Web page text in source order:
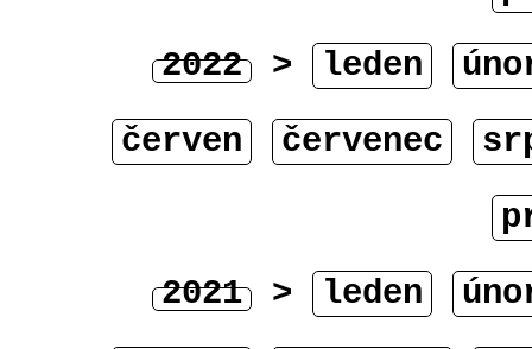
2022 > leden
červen
červenec
2021 > leden